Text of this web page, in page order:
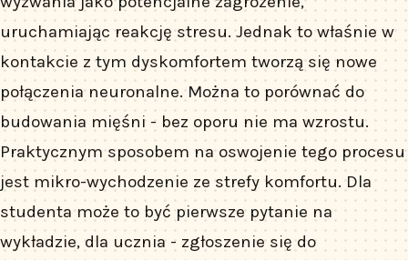
uruchamiając reakcję stresu. Jednak to właśnie w
kontakcie z tym dyskomfortem tworzą się nowe
połączenia neuronalne. Można to porównać do
budowania mięśni - bez oporu nie ma wzrostu.
Praktycznym sposobem na oswojenie tego procesu
jest mikro-wychodzenie ze strefy komfortu. Dla
studenta może to być pierwsze pytanie na
wykładzie, dla ucznia - zgłoszenie się do